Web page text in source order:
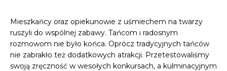
Mieszkańcy oraz opiekunowie z uśmiechem na twarzy
ruszyli do wspólnej zabawy. Tańcom i radosnym
rozmowom nie było końca. Oprócz tradycyjnych tańców
nie zabrakło też dodatkowych atrakcji. Przetestowaliśmy
swoją zręczność w wesołych konkursach, a kulminacyjnym